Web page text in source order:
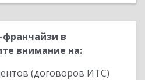
в
внимание на:
(договоров ИТС)